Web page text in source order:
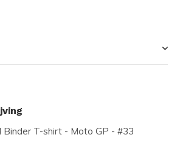
Binder T-shirt - Moto GP - #33